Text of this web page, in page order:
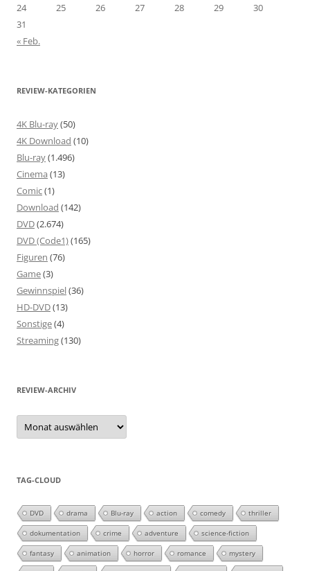
24
25 26 27 28 29
30
31
« Feb.
REVIEW-KATEGORIEN
4K Blu-ray(50)
4K Download (10)
Blu-ray(1.496)
Cinema (13)
Comic(1)
Download (142)
DVD(2.674)
DVD (Code1)(165)
Figuren (76)
Game(3)
Gewinnspiel(36)
HD-DVD(13)
Sonstige(4)
Streaming(130)
REVIEW-ARCHIV
Review-
Archiv
TAG-CLOUD
DVD drama Blu-ray action comedy thriller
dokumentation crime adventure science-fiction
fantasy animation horror romance mystery